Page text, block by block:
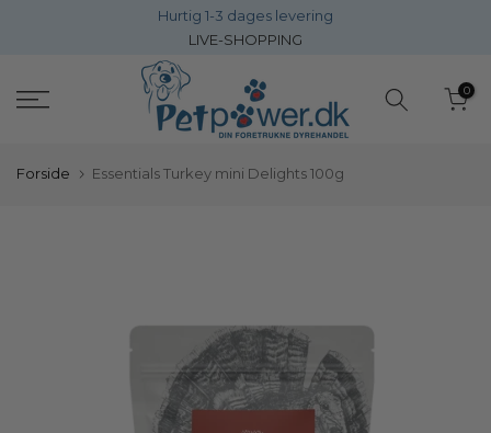
inholdet
14 dages returret
LIVE-SHOPPING
0
Forside Essentials Turkey mini Delights 100g